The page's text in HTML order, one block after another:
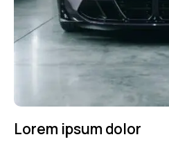
Lorem ipsum dolor